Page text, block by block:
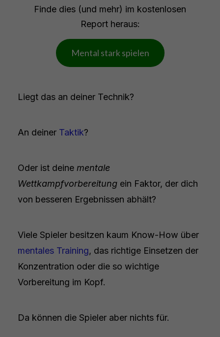
Finde dies (und mehr) im kostenlosen
Report heraus:
Mental stark spielen
Liegt das an deiner Technik?
An deiner Taktik?
Oder ist deine mentale
Wettkampfvorbereitungein Faktor, der dich
von besseren Ergebnissen abhält?
Viele Spieler besitzen kaum Know-How über
mentales Training, das richtige Einsetzen der
Konzentration oder die so wichtige
Vorbereitung im Kopf.
Da können die Spieler aber nichts für.